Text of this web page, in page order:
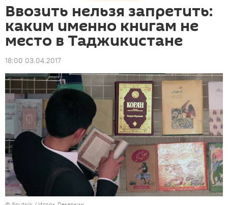
Ввозить нельзя запретить:
каким именно книгам не
место в Таджикистане
18:00 03.04.2017